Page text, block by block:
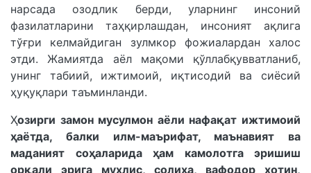
нарсада озодлик берди, уларнинг инсоний
фазилатларини таҳқирлашдан, инсоният ақлига
тўғри келмайдиган зулмкор фожиалардан халос
этди. Жамиятда аёл мақоми қўллаб­қувватланиб,
унинг табиий, ижтимоий, иқтисодий ва сиёсий
ҳуқуқлари таъминланди.
Ҳозирги замон мусулмон аёли нафақат ижтимоий
ҳаётда, балки илм-маърифат, маънавият ва
маданият соҳаларида ҳам камолотга эришиш
орқали эрига мухлис, солиҳа, вафодор хотин,